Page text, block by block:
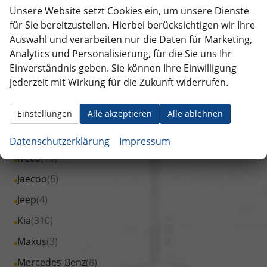
anzeigen
BYD
anzeigen
Fahrzeuge
von
Citroen
anzeigen
Cupra(180)
Alle
Fahrzeuge
von
Cupra
anzeigen
Dacia(510)
Alle
Fahrzeuge
von
Dacia
DS Automobiles(1)
Alle
Fahrzeuge
von
DS
Automobiles
anzeigen
Fiat(27)
Alle
von
Fiat
anzeigen
Fahrzeuge
von
Ford
anzeigen
Foton(1)
Alle
von
Foton
anzeigen
Hyundai(813)
Alle
Hyundai
anzeigen
Iveco(15)
Alle
Fahrzeuge
Iveco
anzeigen
Jaecoo(6)
Alle
Fahrzeuge
Jaecoo
anzeigen
Jeep(4)
Alle
Fahrzeuge
Jeep
anzeigen
Kia(310)
Alle
Fahrzeuge
Maxus(3)
Alle
Fahrzeuge
Mercedes-Benz(8)
Alle
Unsere Website setzt Cookies ein, um unsere Dienste
für Sie bereitzustellen. Hierbei berücksichtigen wir Ihre
Auswahl und verarbeiten nur die Daten für Marketing,
Analytics und Personalisierung, für die Sie uns Ihr
Einverständnis geben. Sie können Ihre Einwilligung
jederzeit mit Wirkung für die Zukunft widerrufen.
Alle akzeptieren Alle ablehnen
Einstellungen
Datenschutzerklärung Impressum